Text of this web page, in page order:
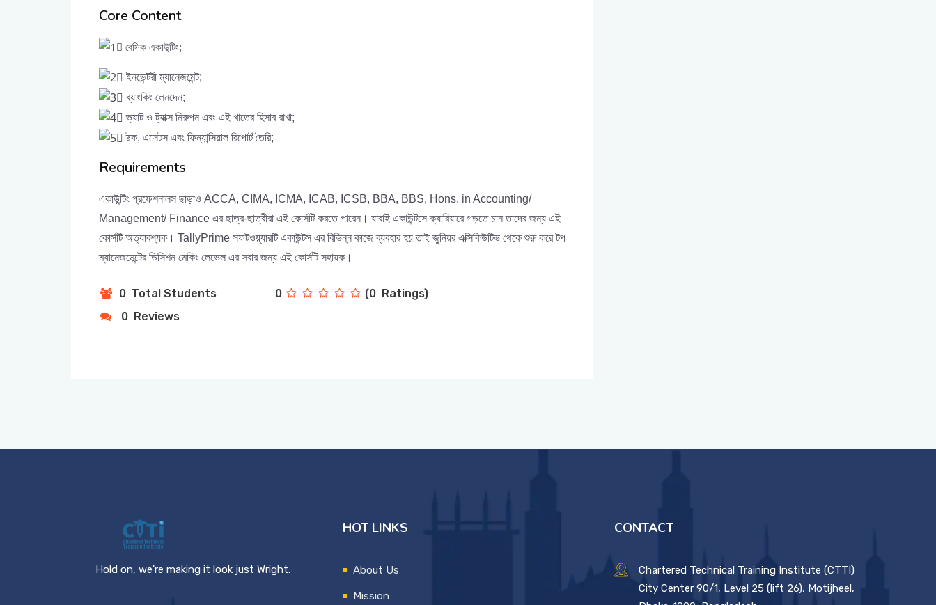
Core Content
বেসিক একাউন্টিং;
ইনভেন্টরী ম্যানেজমেন্ট;
ব্যাংকিং লেনদেন;
ভ্যাট ও ট্যাক্স নিরুপন এবং এই খাতের হিসাব রাখা;
ষ্টক, এসেটস এবং ফিন্যান্সিয়াল রিপোর্ট তৈরি;
Requirements
একাউন্টিং প্রফেশনালস ছাড়াও ACCA, CIMA, ICMA, ICAB, ICSB, BBA, BBS, Hons. in Accounting/
Management/ Finance এর ছাত্র-ছাত্রীরা এই কোর্সটি করতে পারেন। যারাই একাউন্টসে ক্যারিয়ারে গড়তে চান তাদের জন্য এই
কোর্সটি অত্যাবশ্যক। TallyPrime সফটওয়্যারটি একাউন্টস এর বিভিন্ন কাজে ব্যবহার হয় তাই জুনিয়র এক্সিকিউটিভ থেকে শুরু করে টপ
ম্যানেজমেন্টের ডিসিশন মেকিং লেভেল এর সবার জন্য এই কোর্সটি সহায়ক।
0 Total Students 0
(0 Ratings)
0 Reviews
Hold on, we're making it look just Wright.
HOT LINKS
About Us
Mission
CONTACT
Chartered Technical Training Institute (CTTI)
City Center 90/1, Level 25 (lift 26), Motijheel,